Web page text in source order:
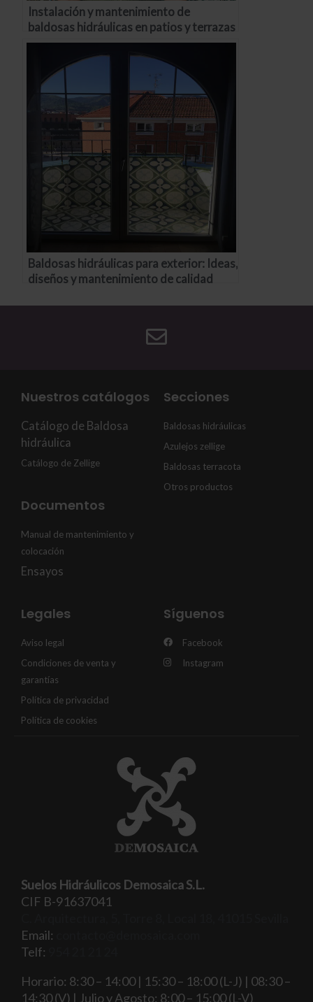
Instalación y mantenimiento de
baldosas hidráulicas en patios y terrazas
Baldosas hidráulicas para exterior: Ideas,
diseños y mantenimiento de calidad
Nuestros catálogos
Catálogo de Baldosa
hidráulica
Catálogo de Zellige
Documentos
Manual de mantenimiento y
colocación
Ensayos
Secciones
Baldosas hidráulicas
Azulejos zellige
Baldosas terracota
Otros productos
Legales
Aviso legal
Condiciones de venta y
garantías
Política de privacidad
Política de cookies
Síguenos
Facebook
Instagram
Suelos Hidráulicos Demosaica S.L.
CIF B-91637041
Email:
Telf:
Horario: 8:30 – 14:00 | 15:30 – 18:00 (L-J) | 08:30 –
14:30 (V) | Julio y Agosto: 8:00 – 15:00 (L-V)